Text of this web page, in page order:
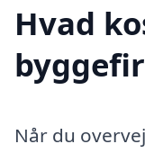
Hvad
Når du